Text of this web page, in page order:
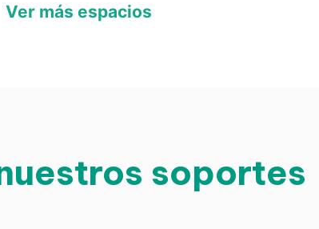
Ver más espacios
soportes